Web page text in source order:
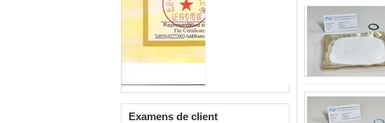
Examens de client